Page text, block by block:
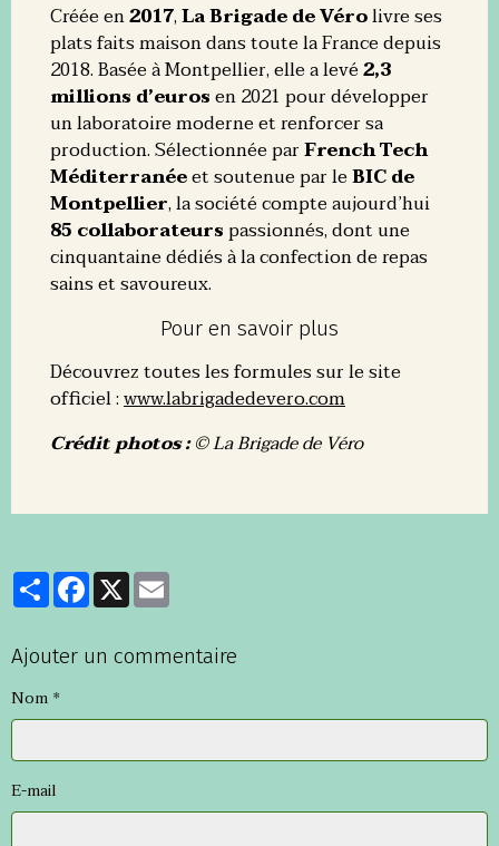
Créée en2017,La Brigade de Vérolivre ses
plats faits maison dans toute la France depuis
2018. Basée à Montpellier, elle a levé2,3
millions d’eurosen 2021 pour développer
un laboratoire moderne et renforcer sa
production. Sélectionnée parFrench Tech
Méditerranéeet soutenue par leBIC de
Montpellier, la société compte aujourd’hui
85 collaborateurs passionnés, dont une
cinquantaine dédiés à la confection de repas
sains et savoureux.
Pour en savoir plus
Découvrez toutes les formules sur le site
officiel :www.labrigadedevero.com
Crédit photos :© La Brigade de Véro
PartagerFacebook
X
Ajouter un commentaire
Nom
E-mail